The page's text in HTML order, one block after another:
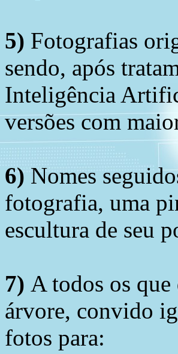
5) Fotografias
sendo, após
Inteligência
versões com
6) Nomes
fotografia, uma
escultura de seu
7) A todos os
árvore, convido
fotos para: